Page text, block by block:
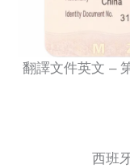
翻譯文件英文 –
西班